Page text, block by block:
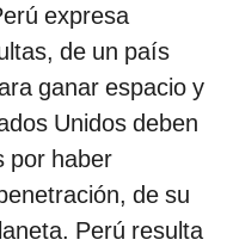
expresa
de un país
ganar espacio y
Unidos deben
por haber
de su
Perú resulta